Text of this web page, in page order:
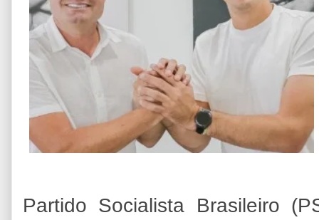
Partido Socialista Brasileiro